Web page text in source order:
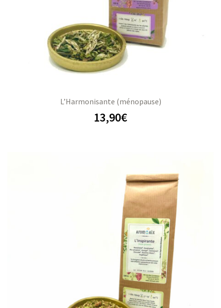
L’Harmonisante (ménopause)
13,90€